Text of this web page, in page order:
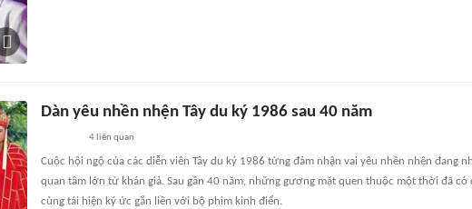
Dàn yêu nhền nhện Tây du ký 1986 sau 40 năm
4liên quan
Cuộc hội ngộ của các diễn viên Tây du ký 1986 từng đảm nhận vai yêu nhền nhện đang
quan tâm lớn từ khán giả. Sau gần 40 năm, những gương mặt quen thuộc một thời đã có
cùng tái hiện ký ức gắn liền với bộ phim kinh điển.